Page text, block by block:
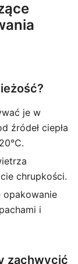
je w
źródeł ciepła
chrupkości.
opakowanie
i
zachwycić